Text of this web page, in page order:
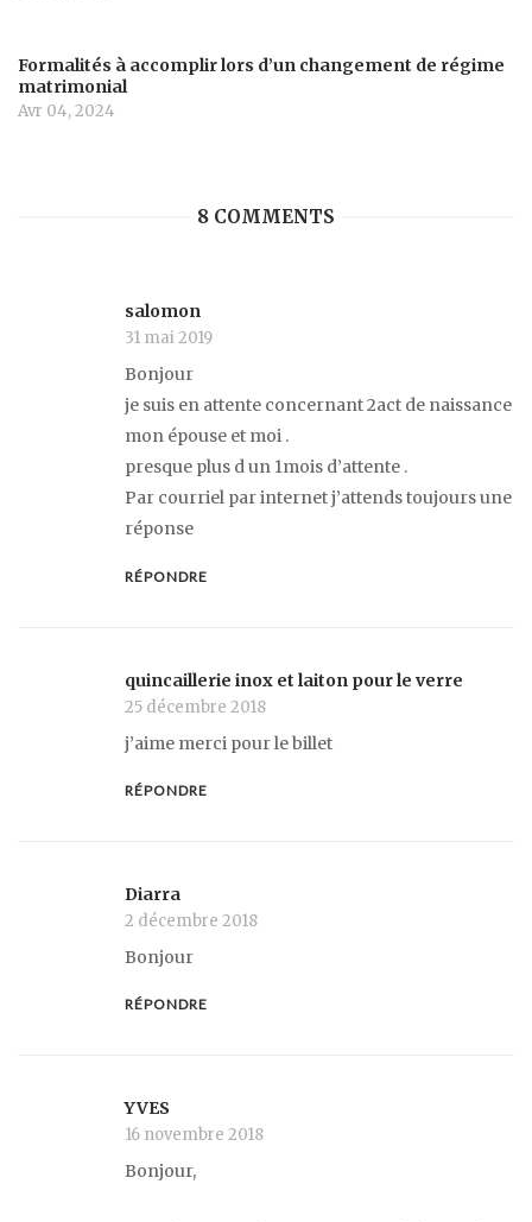
Formalités à accomplir lors d’un changement de régime
matrimonial
Avr 04, 2024
8 COMMENTS
salomon
31 mai 2019
Bonjour
je suis en attente concernant 2act de naissance
mon épouse et moi .
presque plus d un 1mois d’attente .
Par courriel par internet j’attends toujours une
réponse
RÉPONDRE
quincaillerie inox et laiton pour le verre
25 décembre 2018
j’aime merci pour le billet
RÉPONDRE
Diarra
2 décembre 2018
Bonjour
RÉPONDRE
YVES
16 novembre 2018
Bonjour,